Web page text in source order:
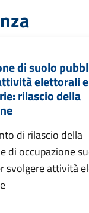
di suolo
elettorali e
rilascio della
di rilascio della
di occupazione
svolgere attività